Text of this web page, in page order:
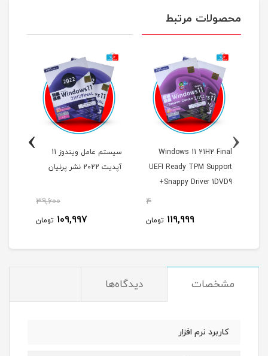
محصولات مرتبط
Windows 11 21H2 Final
UEFI Ready TPM Support
+Snappy Driver 1DVD9
4
119,999 تومان
سیستم عامل ویندوز 11
آپدیت 2022 نشر پرنیان
39,600
109,997 تومان
‹
›
مشخصات دیدگاه‌ها
کاربرد نرم افزار